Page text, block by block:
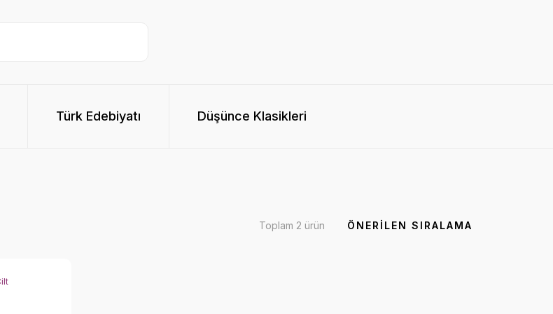
Türk Edebiyatı Düşünce Klasikleri
Toplam 2 ürün